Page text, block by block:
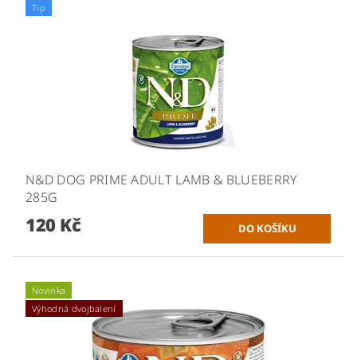
Tip
N&D DOG PRIME ADULT LAMB & BLUEBERRY
285G
120 Kč
Novinka
Výhodná dvojbalení